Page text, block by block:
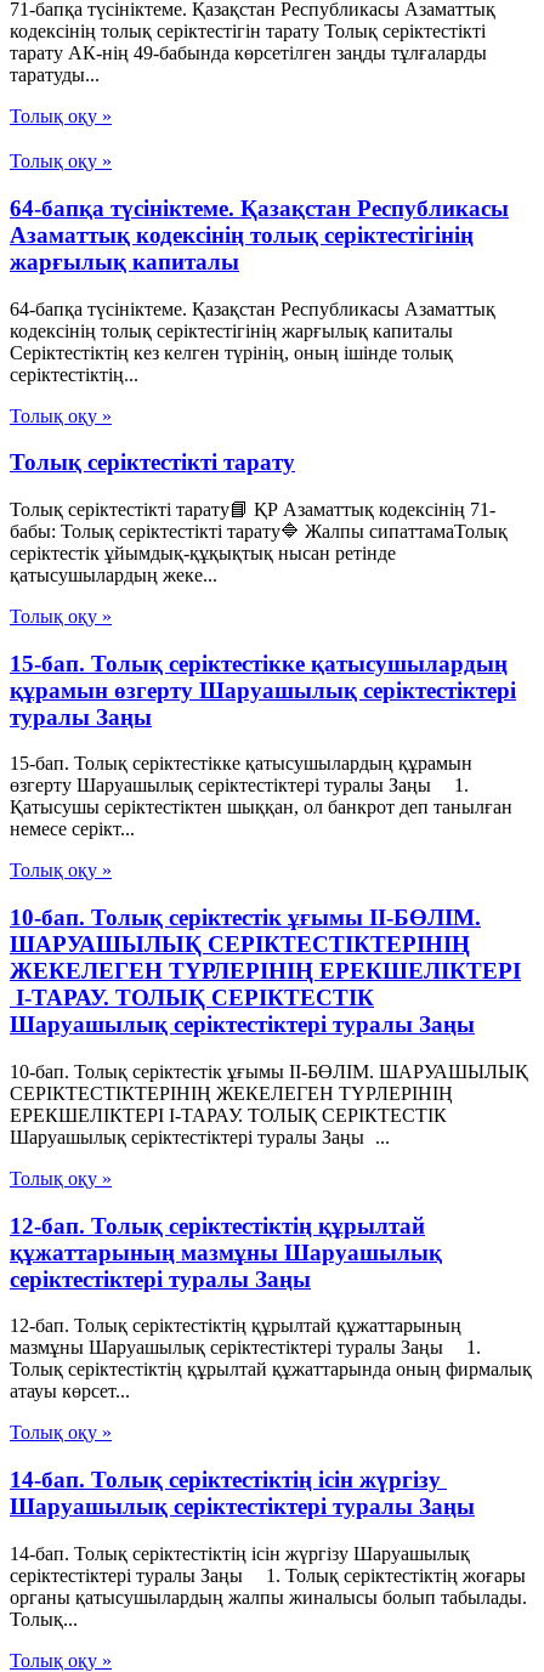
71-бапқа түсініктеме. Қазақстан Республикасы Азаматтық
кодексінің толық серіктестігін тарату Толық серіктестікті
тарату АК-нің 49-бабында көрсетілген заңды тұлғаларды
таратуды...
Толық оқу »
Толық оқу »
64-бапқа түсініктеме. Қазақстан Республикасы
Азаматтық кодексінің толық серіктестігінің
жарғылық капиталы
64-бапқа түсініктеме. Қазақстан Республикасы Азаматтық
кодексінің толық серіктестігінің жарғылық капиталы
Серіктестіктің кез келген түрінің, оның ішінде толық
серіктестіктің...
Толық оқу »
Толық серіктестікті тарату
Толық серіктестікті тарату📘 ҚР Азаматтық кодексінің 71-
бабы: Толық серіктестікті тарату🔷 Жалпы сипаттамаТолық
серіктестік ұйымдық-құқықтық нысан ретінде
қатысушылардың жеке...
Толық оқу »
15-бап. Толық серiктестiкке қатысушылардың
құрамын өзгерту Шаруашылық серіктестіктері
туралы Заңы
15-бап. Толық серiктестiкке қатысушылардың құрамын
өзгерту Шаруашылық серіктестіктері туралы Заңы 1.
Қатысушы серiктестiктен шыққан, ол банкрот деп танылған
немесе серiкт...
Толық оқу »
10-бап. Толық серiктестiк ұғымы II-БӨЛIМ.
ШАРУАШЫЛЫҚ СЕРIКТЕСТIКТЕРIНIҢ
ЖЕКЕЛЕГЕН ТҮРЛЕРIНIҢ ЕРЕКШЕЛIКТЕРI
I-ТАРАУ. ТОЛЫҚ СЕРIКТЕСТIК
Шаруашылық серіктестіктері туралы Заңы
10-бап. Толық серiктестiк ұғымы II-БӨЛIМ. ШАРУАШЫЛЫҚ
СЕРIКТЕСТIКТЕРIНIҢ ЖЕКЕЛЕГЕН ТҮРЛЕРIНIҢ
ЕРЕКШЕЛIКТЕРI I-ТАРАУ. ТОЛЫҚ СЕРIКТЕСТIК
Шаруашылық серіктестіктері туралы Заңы ...
Толық оқу »
12-бап. Толық серiктестiктiң құрылтай
құжаттарының мазмұны Шаруашылық
серіктестіктері туралы Заңы
12-бап. Толық серiктестiктiң құрылтай құжаттарының
мазмұны Шаруашылық серіктестіктері туралы Заңы 1.
Толық серiктестiктiң құрылтай құжаттарында оның фирмалық
атауы көрсет...
Толық оқу »
14-бап. Толық серiктестiктiң iсiн жүргiзу
Шаруашылық серіктестіктері туралы Заңы
14-бап. Толық серiктестiктiң iсiн жүргiзу Шаруашылық
серіктестіктері туралы Заңы 1. Толық серiктестiктiң жоғары
органы қатысушылардың жалпы жиналысы болып табылады.
Толық...
Толық оқу »